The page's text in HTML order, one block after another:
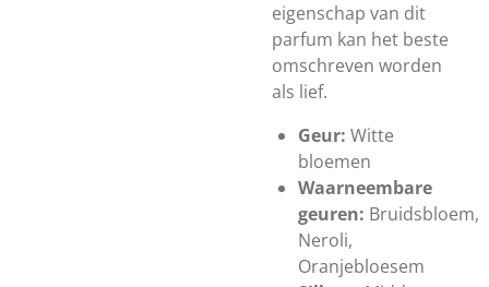
eigenschap van dit
parfum kan het beste
omschreven worden
als lief.
Geur: Witte
bloemen
Waarneembare
geuren: Bruidsbloem,
Neroli,
Oranjebloesem